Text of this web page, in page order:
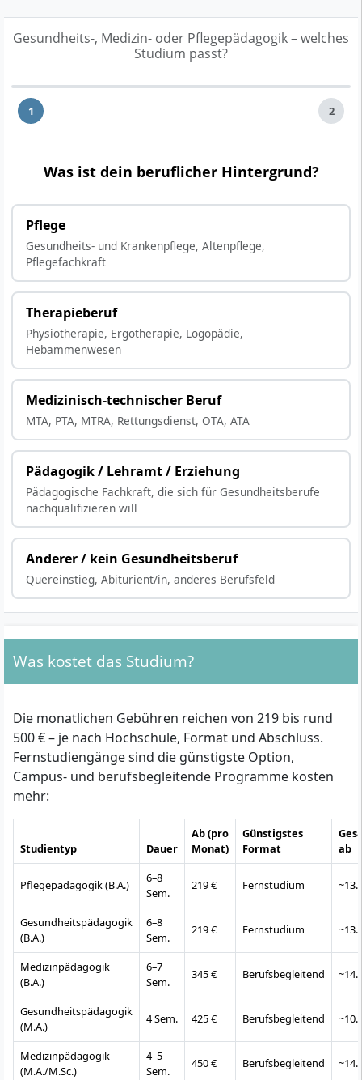
Gesundheits-, Medizin- oder Pflegepädagogik – welches
Studium passt?
1 2
Was ist dein beruflicher Hintergrund?
Pflege
Gesundheits- und Krankenpflege, Altenpflege,
Pflegefachkraft
Therapieberuf
Physiotherapie, Ergotherapie, Logopädie,
Hebammenwesen
Medizinisch-technischer Beruf
MTA, PTA, MTRA, Rettungsdienst, OTA, ATA
Pädagogik / Lehramt / Erziehung
Pädagogische Fachkraft, die sich für Gesundheitsberufe
nachqualifizieren will
Anderer / kein Gesundheitsberuf
Quereinstieg, Abiturient/in, anderes Berufsfeld
Was kostet das Studium?
Die monatlichen Gebühren reichen von 219 bis rund
500 € – je nach Hochschule, Format und Abschluss.
Fernstudiengänge sind die günstigste Option,
Campus- und berufsbegleitende Programme kosten
mehr:
Studientyp Dauer
Ab (pro
Monat)
Günstigstes
Format
ab
Pflegepädagogik (B.A.)
6–8
Sem.
219 € Fernstudium
Gesundheitspädagogik
(B.A.)
6–8
Sem.
219 € Fernstudium
Medizinpädagogik
(B.A.)
6–7
Sem.
345 € Berufsbegleitend
Gesundheitspädagogik
(M.A.)
4 Sem. 425 € Berufsbegleitend
Medizinpädagogik
(M.A./M.Sc.)
4–5
Sem.
450 € Berufsbegleitend